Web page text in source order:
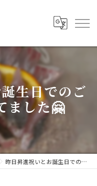
生日でのご
ました🤗
昨日昇進祝いとお誕生日でのご予約いただいてました🤗